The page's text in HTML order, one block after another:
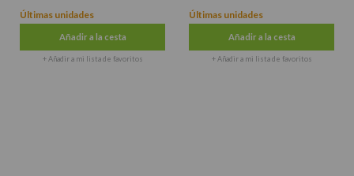
Últimas unidades
Añadir a la cesta
+ Añadir a mi lista de favoritos
Últimas unidades
Añadir a la cesta
+ Añadir a mi lista de favoritos